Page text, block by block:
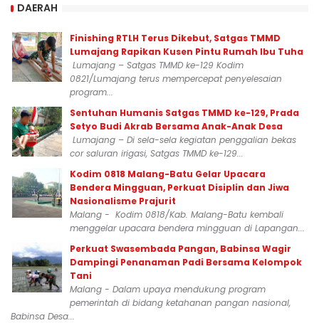
DAERAH
Finishing RTLH Terus Dikebut, Satgas TMMD
Lumajang Rapikan Kusen Pintu Rumah Ibu Tuha
Lumajang – Satgas TMMD ke-129 Kodim
0821/Lumajang terus mempercepat penyelesaian
program...
Sentuhan Humanis Satgas TMMD ke-129, Prada
Setyo Budi Akrab Bersama Anak-Anak Desa
Lumajang – Di sela-sela kegiatan penggalian bekas
cor saluran irigasi, Satgas TMMD ke-129...
Kodim 0818 Malang-Batu Gelar Upacara
Bendera Mingguan, Perkuat Disiplin dan Jiwa
Nasionalisme Prajurit
Malang - Kodim 0818/Kab. Malang-Batu kembali
menggelar upacara bendera mingguan di Lapangan...
Perkuat Swasembada Pangan, Babinsa Wagir
Dampingi Penanaman Padi Bersama Kelompok
Tani
Malang - Dalam upaya mendukung program
pemerintah di bidang ketahanan pangan nasional,
Babinsa Desa...